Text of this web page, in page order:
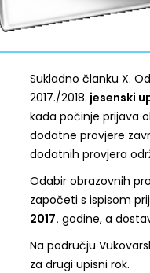
Sukladno članku X.
2017./2018. jesenski
kada počinje prijava
dodatne provjere
dodatnih provjera
Odabir obrazovnih
započeti s ispisom
2017. godine, a
Na području
za drugi upisni rok.